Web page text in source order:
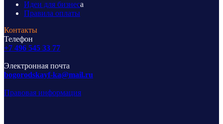
Идеи для бизнеса
Правила оплаты
Контакты
Телефон
+7 496 545 33 77
Электронная почта
bogorodskayf-ka@mail.ru
Правовая информация